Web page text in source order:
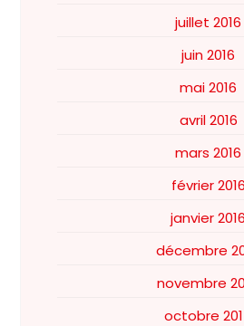
juillet 2016
juin 2016
mai 2016
avril 2016
mars 2016
février 2016
janvier 2016
décembre
novembre
octobre